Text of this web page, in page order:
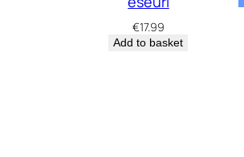
€17.99
Add to basket